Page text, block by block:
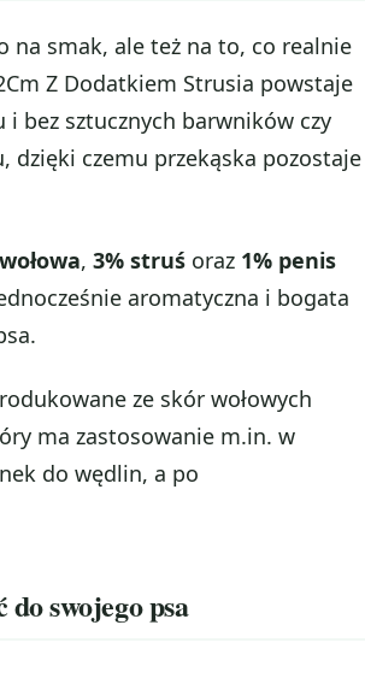
na smak, ale też na to, co realnie
Z Dodatkiem Strusia powstaje
bez sztucznych barwników czy
dzięki czemu przekąska pozostaje
, 3% struś oraz 1% penis
aromatyczna i bogata
ze skór wołowych
ma zastosowanie m.in. w
do wędlin, a po
swojego psa